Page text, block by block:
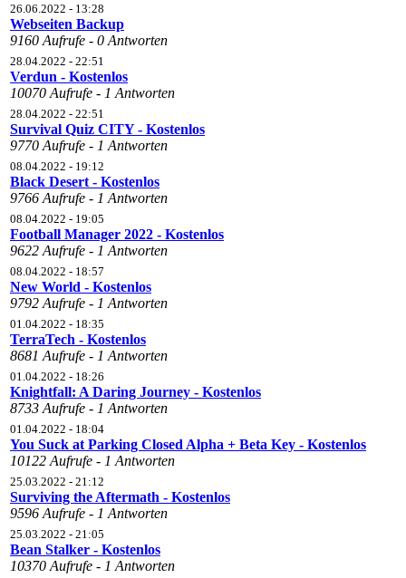
26.06.2022 - 13:28
Webseiten Backup
9160 Aufrufe - 0 Antworten
28.04.2022 - 22:51
Verdun - Kostenlos
10070 Aufrufe - 1 Antworten
28.04.2022 - 22:51
Survival Quiz CITY - Kostenlos
9770 Aufrufe - 1 Antworten
08.04.2022 - 19:12
Black Desert - Kostenlos
9766 Aufrufe - 1 Antworten
08.04.2022 - 19:05
Football Manager 2022 - Kostenlos
9622 Aufrufe - 1 Antworten
08.04.2022 - 18:57
New World - Kostenlos
9792 Aufrufe - 1 Antworten
01.04.2022 - 18:35
TerraTech - Kostenlos
8681 Aufrufe - 1 Antworten
01.04.2022 - 18:26
Knightfall: A Daring Journey - Kostenlos
8733 Aufrufe - 1 Antworten
01.04.2022 - 18:04
You Suck at Parking Closed Alpha + Beta Key - Kostenlos
10122 Aufrufe - 1 Antworten
25.03.2022 - 21:12
Surviving the Aftermath - Kostenlos
9596 Aufrufe - 1 Antworten
25.03.2022 - 21:05
Bean Stalker - Kostenlos
10370 Aufrufe - 1 Antworten